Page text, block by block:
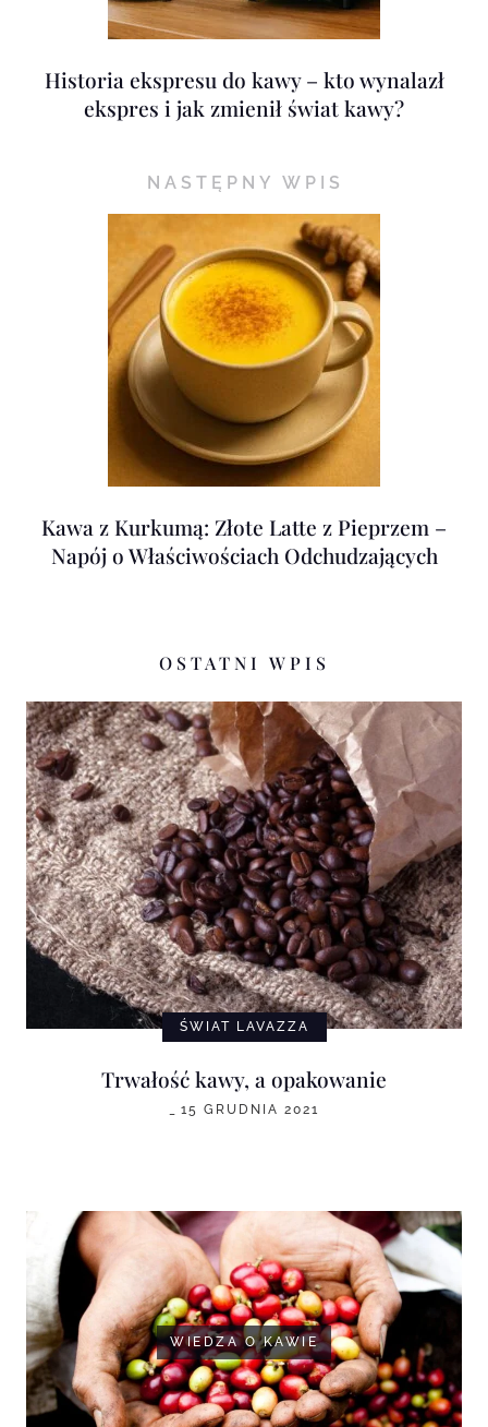
Historia ekspresu do kawy – kto wynalazł
ekspres i jak zmienił świat kawy?
NASTĘPNY WPIS
Kawa z Kurkumą: Złote Latte z Pieprzem –
Napój o Właściwościach Odchudzających
OSTATNI WPIS
ŚWIAT LAVAZZA
Trwałość kawy, a opakowanie
15 GRUDNIA 2021
WIEDZA O KAWIE